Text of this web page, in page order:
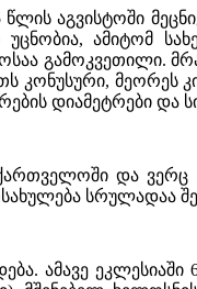
წლის აგვისტოში
უცნობია, ამიტომ
გამოკვეთილი.
კონუსური, მეორეს
დიამეტრები და
და
სრულადაა
ამავე